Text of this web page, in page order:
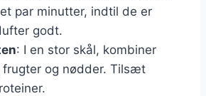
par minutter, indtil de er
godt.
: I en stor skål, kombiner
frugter og nødder. Tilsæt